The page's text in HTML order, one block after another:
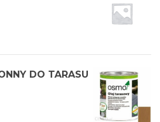
DO TARASU